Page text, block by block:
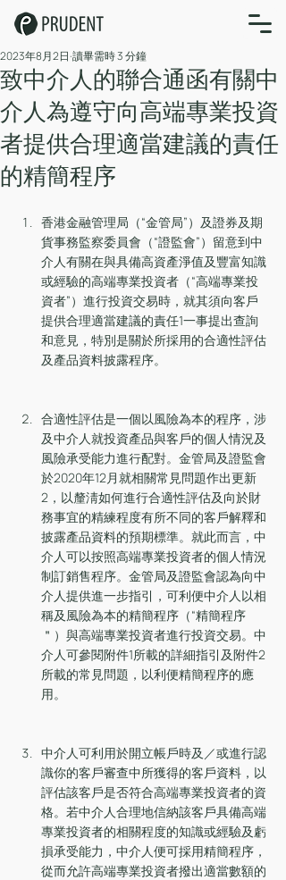
致中介人的聯合通函有關中
介人為遵守向高端專業投資
者提供合理適當建議的責任
的精簡程序
2023年8月2日 讀畢需時 3 分鐘
香港金融管理局（“金管局”）及證券及期
貨事務監察委員會（“證監會”）留意到中
介人有關在與具備高資產淨值及豐富知識
或經驗的高端專業投資者（“高端專業投
資者”）進行投資交易時，就其須向客戶
提供合理適當建議的責任1一事提出查詢
和意見，特別是關於所採用的合適性評估
及產品資料披露程序。
合適性評估是一個以風險為本的程序，涉
及中介人就投資產品與客戶的個人情況及
風險承受能力進行配對。金管局及證監會
於2020年12月就相關常見問題作出更新
2，以釐淸如何進行合適性評估及向於財
務事宜的精練程度有所不同的客戶解釋和
披露產品資料的預期標準。就此而言，中
介人可以按照高端專業投資者的個人情況
制訂銷售程序。金管局及證監會認為向中
介人提供進一步指引，可利便中介人以相
稱及風險為本的精簡程序（“精簡程序
＂）與高端專業投資者進行投資交易。中
介人可參閱附件1所載的詳細指引及附件2
所載的常見問題，以利便精簡程序的應
用。
中介人可利用於開立帳戶時及／或進行認
識你的客戶審查中所獲得的客戶資料，以
評估該客戶是否符合高端專業投資者的資
格。若中介人合理地信納該客戶具備高端
專業投資者的相關程度的知識或經驗及虧
損承受能力，中介人便可採用精簡程序，
從而允許高端專業投資者撥出適當數額的